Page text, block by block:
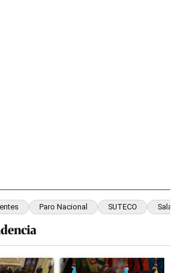
Paro Nacional SUTECO
artículos con más comentarios en los
con el título "El Senado dio media
Un artículo de tendencia con